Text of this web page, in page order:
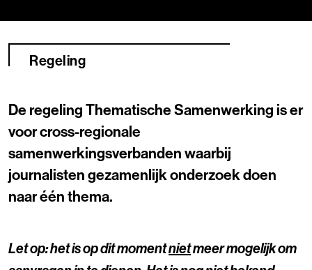
Regeling
De regeling Thematische Samenwerking is er
voor cross-regionale
samenwerkingsverbanden waarbij
journalisten gezamenlijk onderzoek doen
naar één thema.
Let op: het is op dit momentnietmeer mogelijk om